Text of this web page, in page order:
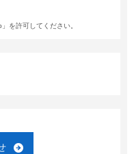
を許可してください。